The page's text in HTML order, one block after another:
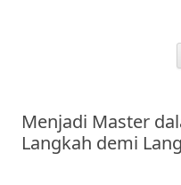
Menjadi Master
Langkah demi